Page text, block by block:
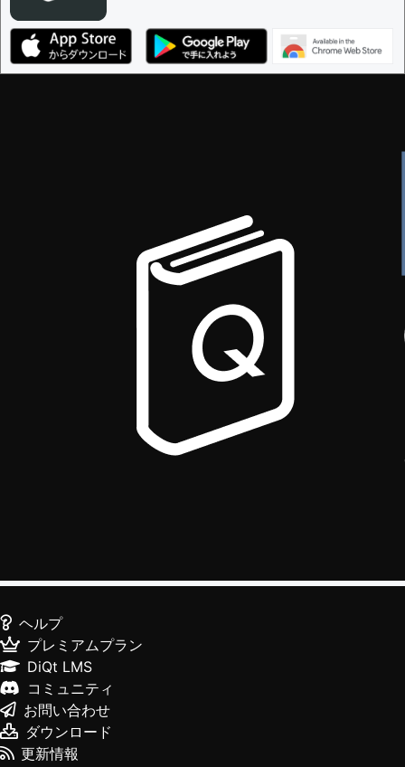
ヘルプ
プレミアムプラン
DiQt LMS
コミュニティ
お問い合わせ
ダウンロード
更新情報